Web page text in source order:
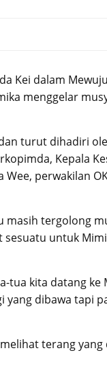
Kei dalam
menggelar
turut dihadiri
Kepala
perwakilan
masih tergolong
untuk
tua kita datang ke
yang dibawa tapi
terang yang